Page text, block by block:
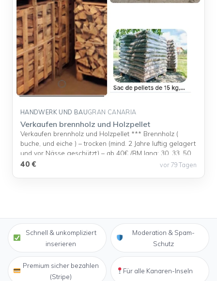
HANDWERK UND BAUGRAN CANARIA
Verkaufen brennholz und Holzpellet
Verkaufen brennholz und Holzpellet *** Brennholz (
buche, und eiche ) – trocken (mind. 2 Jahre luftig gelagert
und vor Nässe geschützt) – ab 40€ /RM lang: 30, 33, 50,
100, cm ** Holzpellet Holzart: ... <a title="Verkaufen
40 € vor 79 Tagen
Schnell & unkompliziert
inserieren
Moderation & Spam-
Schutz
Premium sicher bezahlen
(Stripe)
Für alle Kanaren-Inseln